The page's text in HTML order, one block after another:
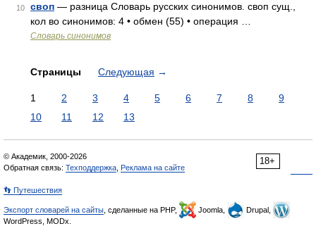
10 своп — разница Словарь русских синонимов. своп сущ.,
кол во синонимов: 4 • обмен (55) • операция …
Словарь синонимов
Страницы Следующая →
1 2 3 4 5 6 7 8
9
10
11 12 13
18+
© Академик, 2000-2026
Обратная связь: Техподдержка Реклама на сайте
👣 Путешествия
Экспорт словарей на сайты , сделанные на PHP, Joomla,
Drupal,
WordPress, MODx.